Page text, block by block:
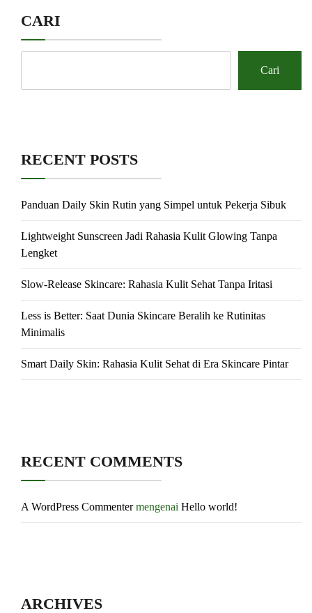
CARI
Cari
RECENT POSTS
Panduan Daily Skin Rutin yang Simpel untuk Pekerja Sibuk
Lightweight Sunscreen Jadi Rahasia Kulit Glowing Tanpa
Lengket
Slow-Release Skincare: Rahasia Kulit Sehat Tanpa Iritasi
Less is Better: Saat Dunia Skincare Beralih ke Rutinitas
Minimalis
Smart Daily Skin: Rahasia Kulit Sehat di Era Skincare Pintar
RECENT COMMENTS
A WordPress Commentermengenai Hello world!
ARCHIVES